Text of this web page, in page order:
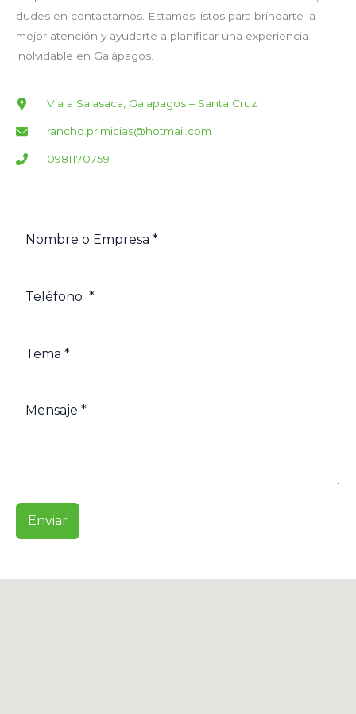
dudes en contactarnos. Estamos listos para brindarte la
mejor atención y ayudarte a planificar una experiencia
inolvidable en Galápagos.
Via a Salasaca, Galapagos – Santa Cruz
rancho.primicias@hotmail.com
0981170759
Enviar